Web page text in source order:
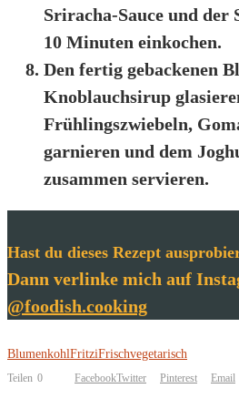
Sriracha-Sauce und der
10 Minuten einkochen.
Den fertig gebackenen
Knoblauchsirup
Frühlingszwiebeln,
garnieren und dem
zusammen servieren.
Hast du dieses Rezept
Dann verlinke mich auf
@foodish.cooking
BlumenkohlFritziFrischvegetarisch
Teilen 0 FacebookTwitter Pinterest Email